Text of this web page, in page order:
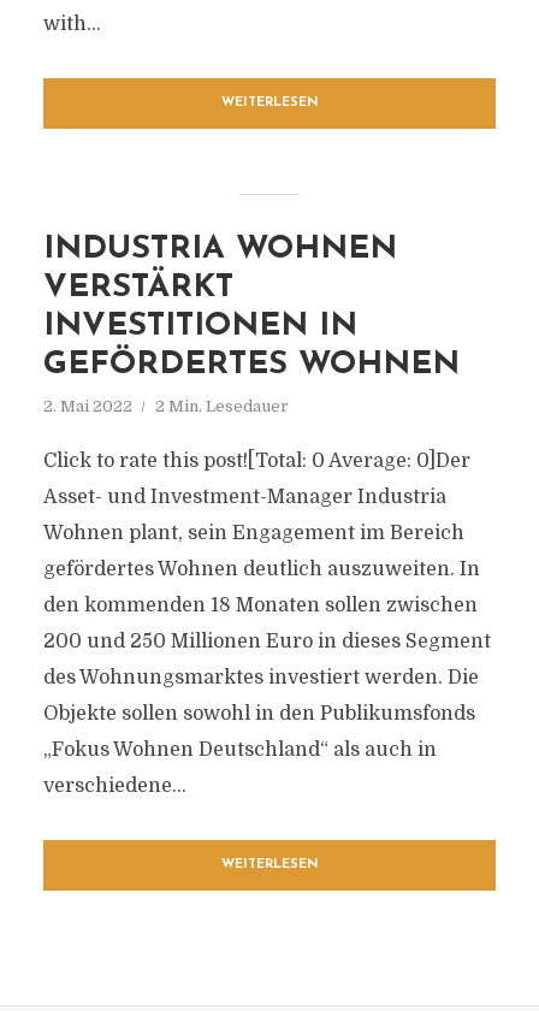
with...
WEITERLESEN
INDUSTRIA WOHNEN
VERSTÄRKT
INVESTITIONEN IN
GEFÖRDERTES WOHNEN
2. Mai 2022 2 Min. Lesedauer
Click to rate this post![Total: 0 Average: 0]Der
Asset- und Investment-Manager Industria
Wohnen plant, sein Engagement im Bereich
gefördertes Wohnen deutlich auszuweiten. In
den kommenden 18 Monaten sollen zwischen
200 und 250 Millionen Euro in dieses Segment
des Wohnungsmarktes investiert werden. Die
Objekte sollen sowohl in den Publikumsfonds
„Fokus Wohnen Deutschland“ als auch in
verschiedene...
WEITERLESEN